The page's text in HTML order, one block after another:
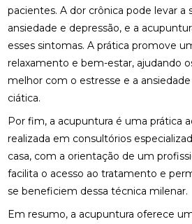
pacientes. A dor crônica pode levar a
ansiedade e depressão, e a
esses sintomas. A prática promove
relaxamento e bem-estar, ajudando
melhor com o estresse e a
ciática.
Por fim, a acupuntura é uma prática
realizada em consultórios
casa, com a orientação de um
facilita o acesso ao tratamento e
se beneficiem dessa técnica milenar.
Em resumo, a acupuntura oferece
CLÍNICA DE OSTEOPATIA: COMO ESCOLHER A
MELHOR PARA SUAS
CLÍNICA DE QUIROPRAXIA PERTO DE MIM:
ENCONTRE ALÍVIO E BEM-ESTAR
CLÍNICA DE QUIROPRAXIA PERTO DE MIM:
ENCONTRE ALÍVIO E BEM-ESTAR
CLÍNICA DE QUIROPRAXIA PERTO DE MIM:
ENCONTRE ALÍVIO E BEM-
CLÍNICA DE QUIROPRAXIA PERTO DE MIM: